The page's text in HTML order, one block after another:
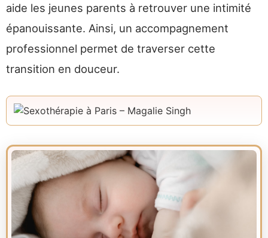
aide les jeunes parents à retrouver une intimité
épanouissante. Ainsi, un accompagnement
professionnel permet de traverser cette
transition en douceur.